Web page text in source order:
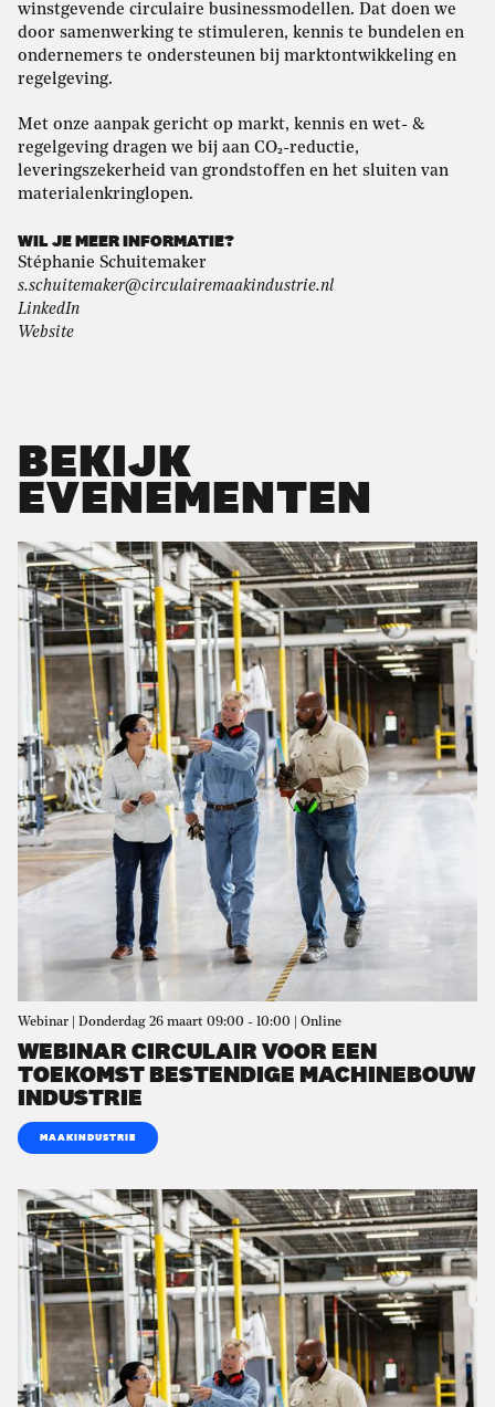
winstgevende circulaire businessmodellen. Dat doen we
door samenwerking te stimuleren, kennis te bundelen en
ondernemers te ondersteunen bij marktontwikkeling en
regelgeving.
Met onze aanpak gericht op markt, kennis en wet- &
regelgeving dragen we bij aan CO₂-reductie,
leveringszekerheid van grondstoffen en het sluiten van
materialenkringlopen.
WIL JE MEER INFORMATIE?
Stéphanie Schuitemaker
s.schuitemaker@circulairemaakindustrie.nl
LinkedIn
Website
BEKIJK
EVENEMENTEN
WEBINAR CIRCULAIR VOOR EEN
TOEKOMST BESTENDIGE MACHINEBOUW
INDUSTRIE
Webinar | Donderdag 26 maart 09:00 - 10:00 | Online
MAAKINDUSTRIE